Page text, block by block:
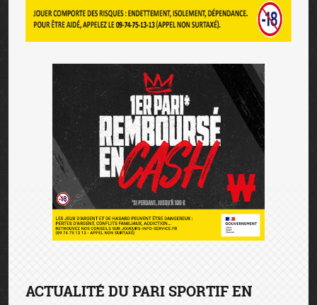
ACTUALITÉ DU PARI SPORTIF EN